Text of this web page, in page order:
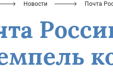
Новости Почта